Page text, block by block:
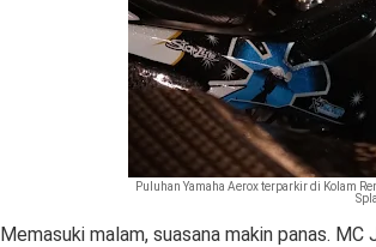
Puluhan Yamaha Aerox terparkir di Kolam
Memasuki malam, suasana makin panas.